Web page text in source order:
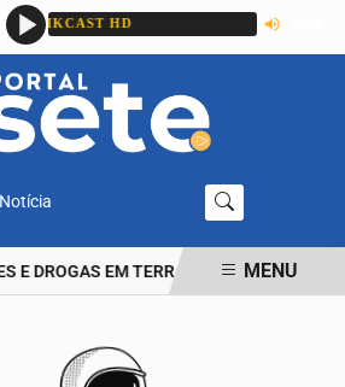
DROGAS EM TERRA ROXA CASAL É
MENU